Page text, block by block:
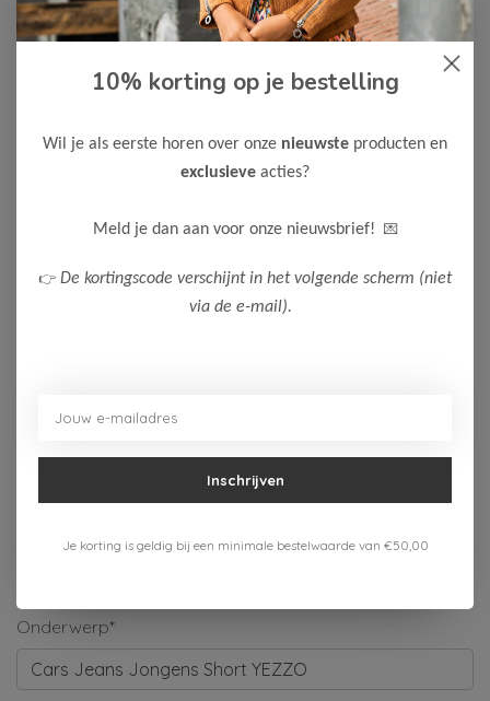
Als je een klacht hebt of een vraag, vul dan alsjeblieft het
Whatsapp. We zullen je bericht zo snel mogelijk
Neem contact op
Onderwerp*
10% korting op je bestelling
Wil je als eerste horen over onze nieuwste producten en
exclusieve acties?
Meld je dan aan voor onze nieuwsbrief! 💌
👉 De kortingscode verschijnt in het volgende scherm (niet
via de e-mail).
Inschrijven
Je korting is geldig bij een minimale bestelwaarde van €50,00